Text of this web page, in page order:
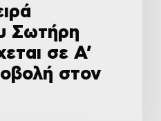
Σωτήρη
σε Α’
στον